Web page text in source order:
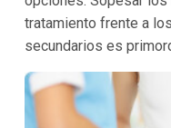
tratamiento frente a
secundarios es